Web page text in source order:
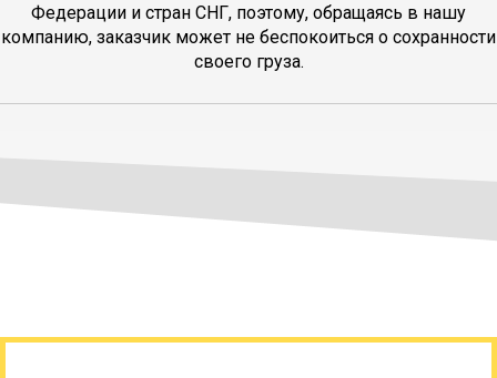
Федерации и стран СНГ, поэтому, обращаясь в нашу
компанию, заказчик может не беспокоиться о сохранности
своего груза.